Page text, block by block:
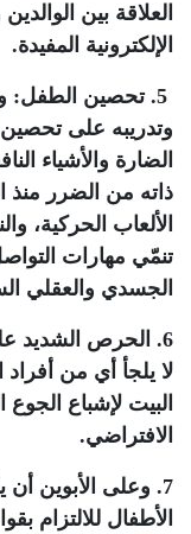
العلاقة بين
الإلكترونية المفيدة.
5. تحصين الطفل:
وتدريبه على تحصين
الضارة والأشياء
ذاته من الضرر منذ
الألعاب الحركية،
تنمّي مهارات
الجسدي والعقلي
6. الحرص الشديد
لا يلجأ أي من
البيت لإشباع
الافتراضي.
7. وعلى الأبوين أن
الأطفال للالتزام